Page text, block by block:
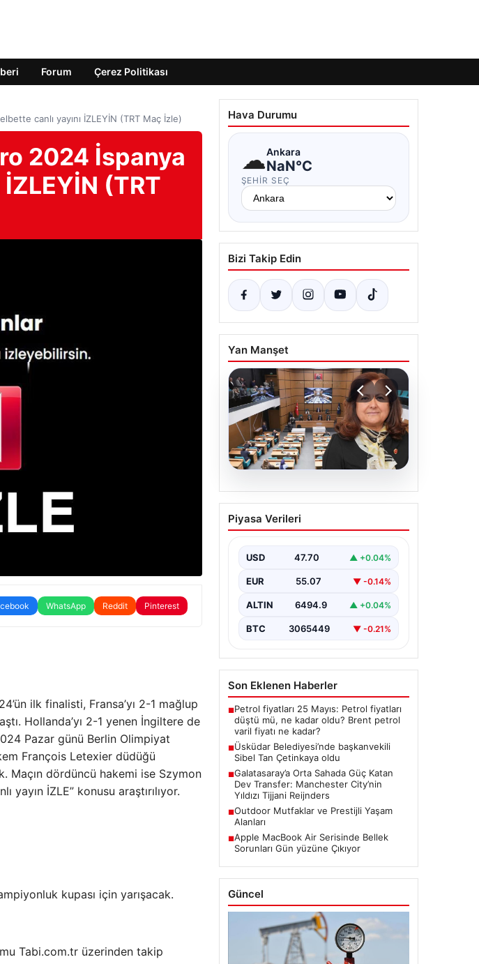
Forum Çerez Politikası
canlı yayını İZLEYİN (TRT Maç İzle)
2024 İspanya
(TRT
WhatsApp Reddit Pinterest
ilk finalisti, Fransa’yı 2-1 mağlup
Hollanda’yı 2-1 yenen İngiltere de
Pazar günü Berlin Olimpiyat
François Letexier düdüğü
Maçın dördüncü hakemi ise Szymon
İZLE” konusu araştırılıyor.
kupası için yarışacak.
Tabi.com.tr üzerinden takip
Hava Durumu
☁Ankara
NaN°C
ŞEHIR SEÇ
Bizi Takip Edin
Yan Manşet
05.08.2026
Üsküdar Belediyesi’nde
başkanvekili Sibel Tan
Piyasa Verileri
USD 47.70 ▲ +0.04%
EUR 55.07 ▼ -0.14%
ALTIN 6494.9 ▲ +0.04%
BTC 3065449 ▼ -0.21%
Son Eklenen Haberler
■Petrol fiyatları 25 Mayıs: Petrol fiyatları
düştü mü, ne kadar oldu? Brent petrol
varil fiyatı ne kadar?
■Üsküdar Belediyesi’nde başkanvekili
Sibel Tan Çetinkaya oldu
■Galatasaray’a Orta Sahada Güç Katan
Dev Transfer: Manchester City’nin
Yıldızı Tijjani Reijnders
■Outdoor Mutfaklar ve Prestijli Yaşam
Alanları
■Apple MacBook Air Serisinde Bellek
Sorunları Gün yüzüne Çıkıyor
Güncel